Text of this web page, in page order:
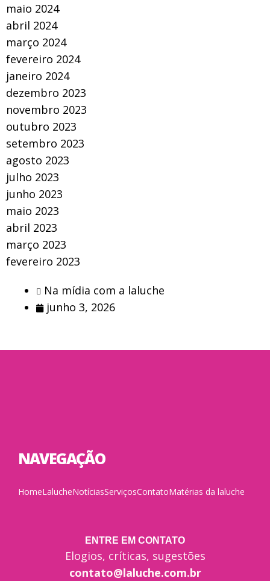
maio 2024
abril 2024
março 2024
fevereiro 2024
janeiro 2024
dezembro 2023
novembro 2023
outubro 2023
setembro 2023
agosto 2023
julho 2023
junho 2023
maio 2023
abril 2023
março 2023
fevereiro 2023
Na mídia com a laluche
junho 3, 2026
NAVEGAÇÃO
HomeLalucheNotíciasServiçosContatoMatérias da laluche
ENTRE EM CONTATO
Elogios, críticas, sugestões
contato@laluche.com.br